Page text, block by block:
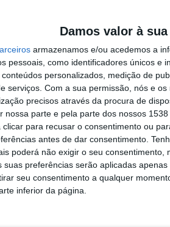
Damos valor à
armazenamos e/ou acedemos a
pessoais, como identificadores únicos e
personalizados, medição de
serviços. Com a sua permissão, nós e
precisos através da procura de
nossa parte e pela parte dos nossos
para recusar o consentimento ou
antes de dar consentimento.
poderá não exigir o seu
suas preferências serão aplicadas
seu consentimento a qualquer
inferior da página.
da UMinho desmistificam a
Honra